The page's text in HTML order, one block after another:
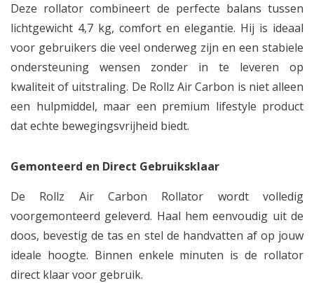
Deze rollator combineert de perfecte balans tussen
lichtgewicht 4,7 kg, comfort en elegantie. Hij is ideaal
voor gebruikers die veel onderweg zijn en een stabiele
ondersteuning wensen zonder in te leveren op
kwaliteit of uitstraling. De Rollz Air Carbon is niet alleen
een hulpmiddel, maar een premium lifestyle product
dat echte bewegingsvrijheid biedt.
Gemonteerd en Direct Gebruiksklaar
De Rollz Air Carbon Rollator wordt volledig
voorgemonteerd geleverd. Haal hem eenvoudig uit de
doos, bevestig de tas en stel de handvatten af op jouw
ideale hoogte. Binnen enkele minuten is de rollator
direct klaar voor gebruik.